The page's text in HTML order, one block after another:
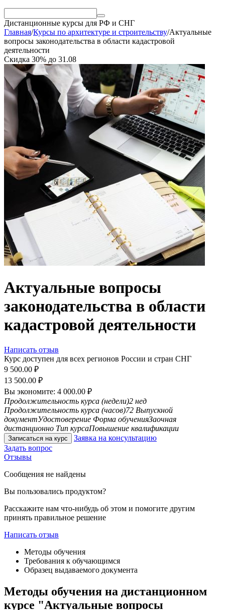
Дистанционные курсы для РФ и СНГ
Главная/Курсы по архитектуре и строительству/Актуальные
вопросы законодательства в области кадастровой
деятельности
Скидка 30% до 31.08
Актуальные вопросы
законодательства в области
кадастровой деятельности
Написать отзыв
Курс доступен для всех регионов России и стран СНГ
9 500.00 ₽
13 500.00 ₽
Вы экономите: 4 000.00 ₽
Продолжительность курса (недели)2 нед
Продолжительность курса (часов)72 Выпускной
документУдостоверение Форма обученияЗаочная
дистанционно Тип курсаПовышение квалификации
Записаться на курс
Заявка на консультацию
Задать вопрос
Отзывы
Сообщения не найдены
Вы пользовались продуктом?
Расскажите нам что-нибудь об этом и помогите другим
принять правильное решение
Написать отзыв
Методы обучения
Требования к обучающимся
Образец выдаваемого документа
Методы обучения на дистанционном
курсе "Актуальные вопросы